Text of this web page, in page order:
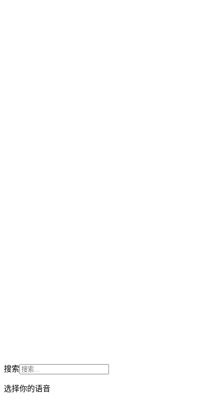
搜索
选择你的语音